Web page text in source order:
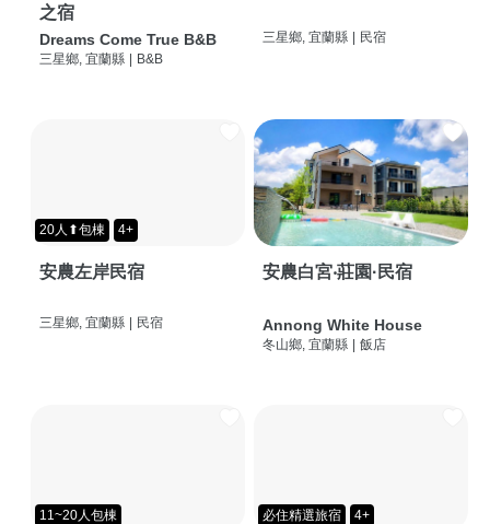
之宿
Dreams Come True B&B
三星鄉, 宜蘭縣 | B&B
三星鄉, 宜蘭縣 | 民宿
20人⬆包棟 4+
安農左岸民宿
三星鄉, 宜蘭縣 | 民宿
安農白宮‧莊園·民宿
Annong White House
冬山鄉, 宜蘭縣 | 飯店
11~20人包棟 必住精選旅宿 4+